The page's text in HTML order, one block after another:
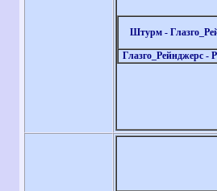
Штурм -
Глазго_Рейнджерс -